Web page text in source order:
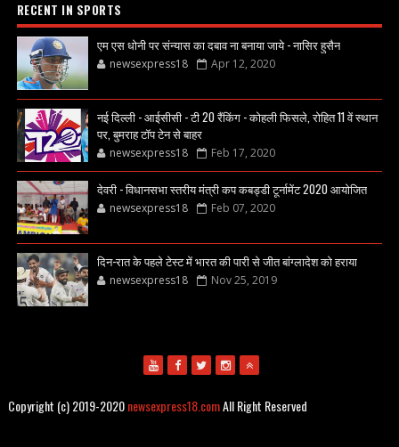
RECENT IN SPORTS
एम एस धोनी पर संन्यास का दबाव ना बनाया जाये - नासिर हुसैन
newsexpress18 Apr 12, 2020
नई दिल्ली - आईसीसी - टी 20 रैंकिंग - कोहली फिसले, रोहित 11 वें स्थान
पर, बुमराह टॉप टेन से बाहर
newsexpress18 Feb 17, 2020
देवरी - विधानसभा स्तरीय मंत्री कप कबड्डी टूर्नामेंट 2020 आयोजित
newsexpress18 Feb 07, 2020
दिन-रात के पहले टेस्ट में भारत की पारी से जीत बांग्लादेश को हराया
newsexpress18 Nov 25, 2019
Copyright (c) 2019-2020newsexpress18.comAll Right Reserved